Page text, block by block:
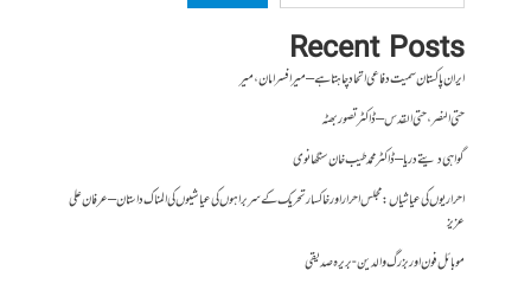
Recent Posts
ایران پاکستان سمیت دفاعی اتحاد چاہتا ہے – میر افسر امان،میر
حتی النصر ، حتی القدس – ڈاکٹر تصور بھٹہ
گواہی دیتے دریا – ڈاکٹر محمد طیب خان سنگھانوی
احراریوں کی عیاشیاں : مجلس احرار اور خاکسار تحریک کے سربراہوں کی عیاشیوں کی المناک داستان – عرفان علی
عزیز
موبائل فون اور بزرگ والدین- بریرہ صدیقی